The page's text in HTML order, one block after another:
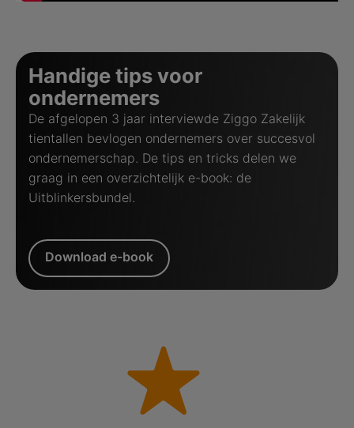
Handige tips voor
ondernemers
De afgelopen 3 jaar interviewde Ziggo Zakelijk
tientallen bevlogen ondernemers over succesvol
ondernemerschap. De tips en tricks delen we
graag in een overzichtelijk e-book: de
Uitblinkersbundel.
Download e-book